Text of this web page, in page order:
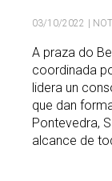
03/10/2022 |
A praza do
coordinada
lidera un
que dan
Pontevedra,
alcance de